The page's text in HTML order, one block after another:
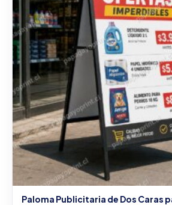
Paloma Publicitaria de Dos Caras